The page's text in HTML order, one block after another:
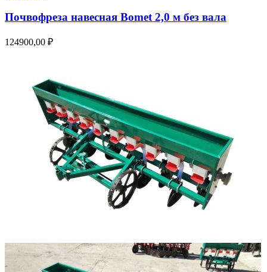
Почвофреза навесная Bomet 2,0 м без вала
124900,00 ₽